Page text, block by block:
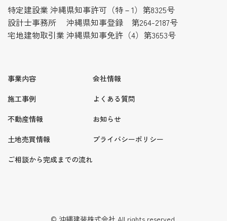
特定建設業 沖縄県知事許可（特－1）第8325号
設計士事務所 沖縄県知事登録 第264-2187号
宅地建物取引業 沖縄県知事免許（4）第3653号
事業内容
施工事例
不動産情報
土地売買情報
ご相談から完成までの流れ
会社情報
よくある質問
お知らせ
プライバシーポリシー
© 沖縄建装株式会社 All rights reserved.